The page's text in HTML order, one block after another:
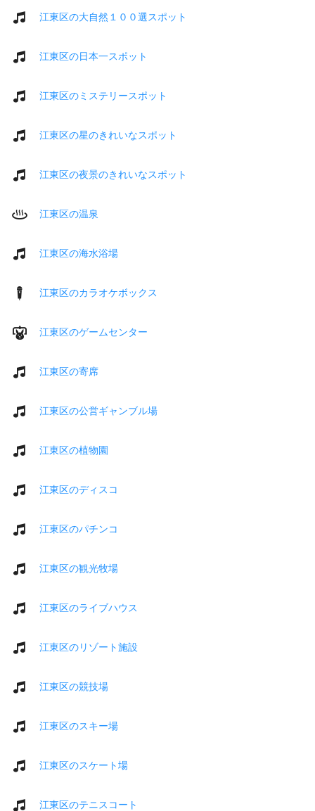
江東区の大自然１００選スポット
江東区の日本一スポット
江東区のミステリースポット
江東区の星のきれいなスポット
江東区の夜景のきれいなスポット
江東区の温泉
江東区の海水浴場
江東区のカラオケボックス
江東区のゲームセンター
江東区の寄席
江東区の公営ギャンブル場
江東区の植物園
江東区のディスコ
江東区のパチンコ
江東区の観光牧場
江東区のライブハウス
江東区のリゾート施設
江東区の競技場
江東区のスキー場
江東区のスケート場
江東区のテニスコート